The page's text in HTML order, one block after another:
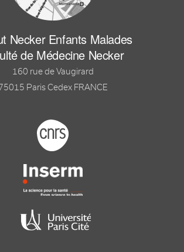
Necker Enfants Malades
de Médecine Necker
160 rue de Vaugirard
Paris Cedex FRANCE
tutelles